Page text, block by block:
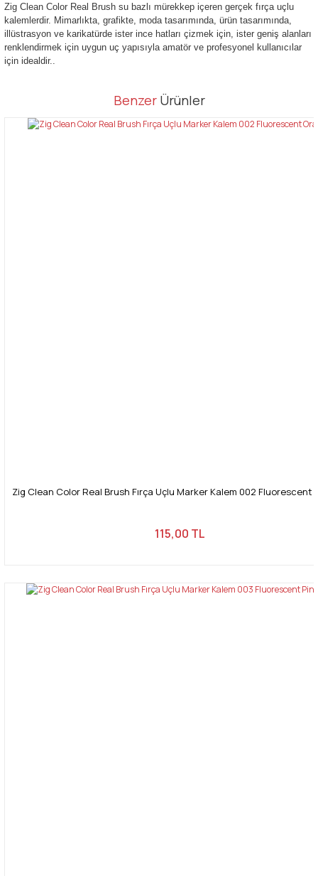
Zig Clean Color Real Brush su bazlı mürekkep içeren gerçek fırça uçlu
kalemlerdir. Mimarlıkta, grafikte, moda tasarımında, ürün tasarımında,
illüstrasyon ve karikatürde ister ince hatları çizmek için, ister geniş alanları
renklendirmek için uygun uç yapısıyla amatör ve profesyonel kullanıcılar
için idealdir..
Bu ürüne ilk yorumu siz yapın!
Bu ürünün fiyat bilgisi, resim, ürün açıklamalarında ve diğer
tarafımıza iletebilirsiniz.
Benzer Ürünler
Zig Clean Color Real Brush Fırça Uçlu Marker Kalem 002 Fluorescent
115,00 TL